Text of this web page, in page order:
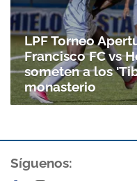
LPF Torneo
Francisco FC vs
someten a los
monasterio
Síguenos: